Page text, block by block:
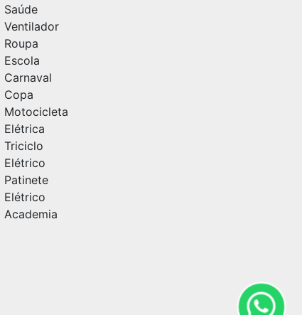
Saúde
Ventilador
Roupa
Escola
Carnaval
Copa
Motocicleta
Elétrica
Triciclo
Elétrico
Patinete
Elétrico
Academia